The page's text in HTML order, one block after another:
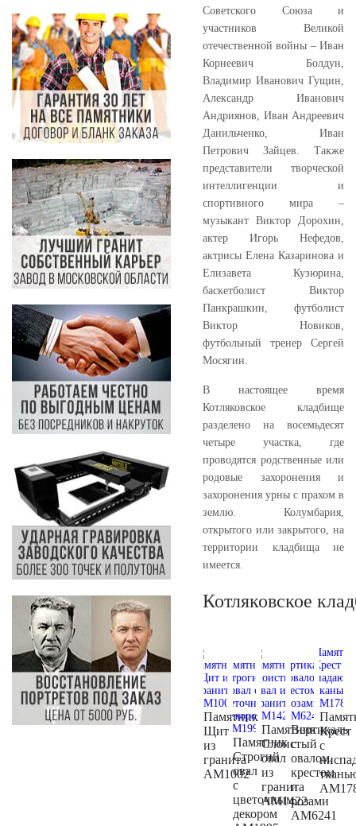
Советского Союза и
участников Великой
отечественной войны – Иван
Корнеевич Болдун,
Владимир Иванович Гущин,
Александр Иванович
Андриянов, Иван Андреевич
Данильченко, Иван
Петрович Зайцев. Также
представители творческой
интеллигенции и
спортивного мира –
музыкант Виктор Дорохин,
актер Игорь Нефедов,
актрисы Елена Казаринова и
Елизавета Кузюрина,
баскетболист Виктор
Панкрашкин, футболист
Виктор Новиков,
футбольный тренер Сергей
Мосягин.
В настоящее время
Котляковское кладбище
разделено на восемьдесят
четыре участка, где
проводятся родственные или
родовые захоронения и
захоронения урны с прахом в
землю. Колумбария,
открытого или закрытого, на
территории кладбища не
имеется.
Котляковское
Памятник
Щит
из
гранита
AM1002
Памятник
Строгий
овал
с
цветочным
декором
Памятник
Слоистый
овал
из
гранита
AM1422
Вертикаль
с
овалом,
крестом
и
розами
AM6241
Крест
с